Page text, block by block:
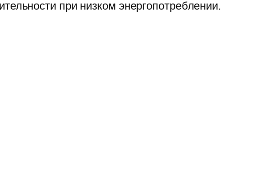
при низком энергопотреблении.